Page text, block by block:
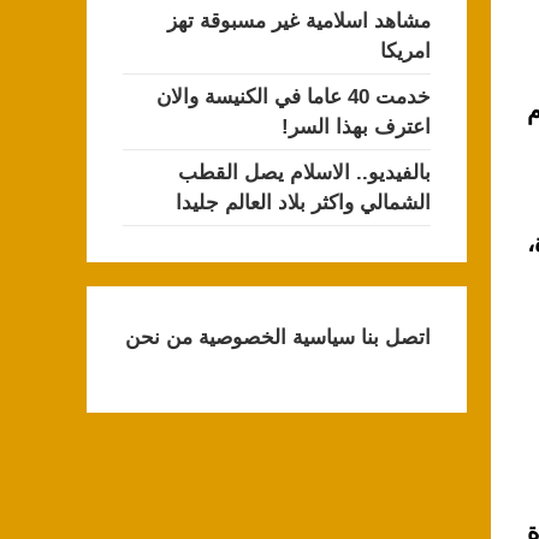
مشاهد اسلامية غير مسبوقة تهز
امريكا
خدمت 40 عاما في الكنيسة والان
اعترف بهذا السر!
بالفيديو.. الاسلام يصل القطب
الشمالي واكثر بلاد العالم جليدا
اتصل بنا سياسية الخصوصية من نحن